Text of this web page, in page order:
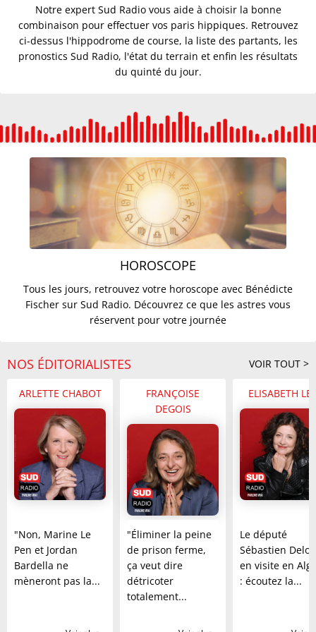
10H
Trottinettes : "Il faut réapprendre à
partager l’espace public"
Tiercé Quarté Quinté : les pronos pour le
Prix de la côte de Nacre
10/08 à 9:47
Interdiction réseaux sociaux : le Conseil
constitutionnel tranche
10/08 à 9:19
Orages : comment se protéger de la
foudre ?
Bruno Bartocetti : "Gérald Darmanin
connaissait la situation des procédures
fantômes"
10/08 à 9:03
Agriculteurs : "Dans nos fermes, il n'y a
plus d'argent"
10/08 à 8:00
Incendies en France : collectivités face à
07H
10/08 à 7:43
Ben Shelton s'impose et atteint les quarts
10/08 à 7:39
Les canicules impactent la recherche de
logement en France
Elena Rybakina et Naomi Osaka avancent
10/08 à 7:34
Léon Marchand réduit ses ambitions
pour les Championnats d'Europe
Championnats d'Europe : l'équipe de
France d'athlétisme se prépare
Notre expert Sud Radio vous aide à choisir la bonne
combinaison pour effectuer vos paris hippiques. Retrouvez
ci-dessus l'hippodrome de course, la liste des partants, les
pronostics Sud Radio, l'état du terrain et enfin les résultats
du quinté du jour.
HOROSCOPE
Tous les jours, retrouvez votre horoscope avec Bénédicte
Fischer sur Sud Radio. Découvrez ce que les astres vous
réservent pour votre journée
NOS ÉDITORIALISTES VOIR TOUT >
ARLETTE CHABOT
"Non, Marine Le
Pen et Jordan
Bardella ne
mèneront pas la...
FRANÇOISE
DEGOIS
"Éliminer la peine
de prison ferme,
ça veut dire
détricoter
totalement...
ELISABETH
Le député
Sébastien
en visite en
: écoutez la...